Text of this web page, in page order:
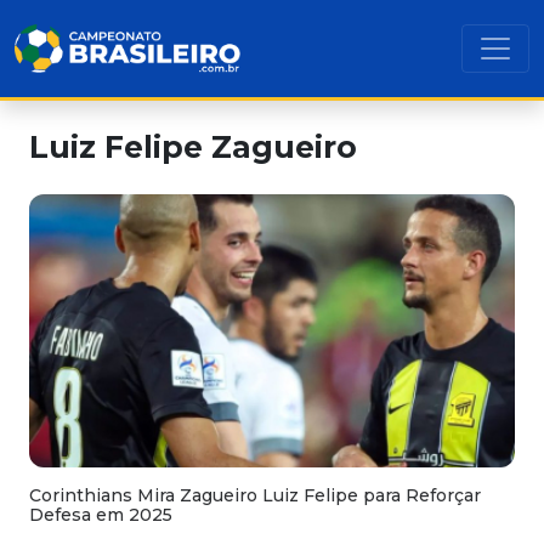
Luiz Felipe Zagueiro
Corinthians Mira Zagueiro Luiz Felipe para Reforçar
Defesa em 2025